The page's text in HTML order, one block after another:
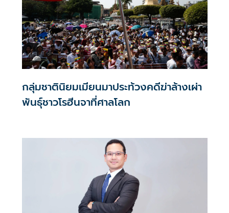
กลุ่มชาตินิยมเมียนมาประท้วงคดีฆ่าล้างเผ่า
พันธุ์ชาวโรฮีนจาที่ศาลโลก